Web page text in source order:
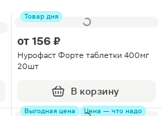
Товар дня
от 156 ₽
Нурофаст Форте таблетки 400мг
20шт
В корзину
Выгодная цена Цена — что надо